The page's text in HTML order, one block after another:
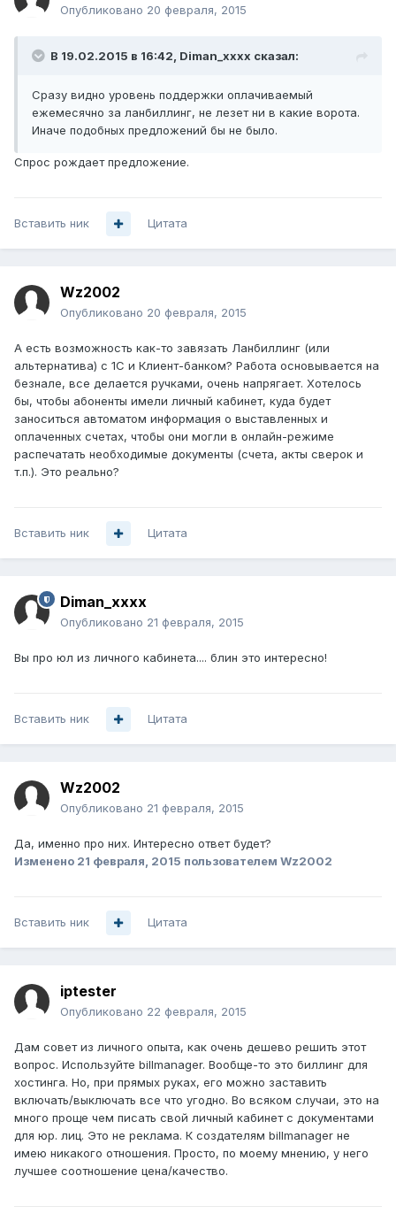
Опубликовано 20 февраля, 2015
В 19.02.2015 в 16:42, Diman_xxxx сказал:
Сразу видно уровень поддержки оплачиваемый
ежемесячно за ланбиллинг, не лезет ни в какие ворота.
Иначе подобных предложений бы не было.
Спрос рождает предложение.
Вставить ник Цитата
Wz2002
Опубликовано 20 февраля, 2015
А есть возможность как-то завязать Ланбиллинг (или
альтернатива) с 1С и Клиент-банком? Работа основывается на
безнале, все делается ручками, очень напрягает. Хотелось
бы, чтобы абоненты имели личный кабинет, куда будет
заноситься автоматом информация о выставленных и
оплаченных счетах, чтобы они могли в онлайн-режиме
распечатать необходимые документы (счета, акты сверок и
т.п.). Это реально?
Вставить ник Цитата
Diman_xxxx
Опубликовано 21 февраля, 2015
Вы про юл из личного кабинета.... блин это интересно!
Вставить ник Цитата
Wz2002
Опубликовано 21 февраля, 2015
Да, именно про них. Интересно ответ будет?
Изменено 21 февраля, 2015 пользователем Wz2002
Вставить ник Цитата
iptester
Опубликовано 22 февраля, 2015
Дам совет из личного опыта, как очень дешево решить этот
вопрос. Используйте billmanager. Вообще-то это биллинг для
хостинга. Но, при прямых руках, его можно заставить
включать/выключать все что угодно. Во всяком случаи, это на
много проще чем писать свой личный кабинет с документами
для юр. лиц. Это не реклама. К создателям billmanager не
имею никакого отношения. Просто, по моему мнению, у него
лучшее соотношение цена/качество.